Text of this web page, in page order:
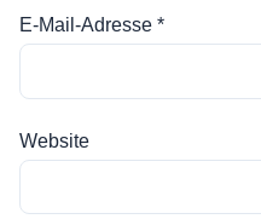
E-Mail-Adresse *
Website